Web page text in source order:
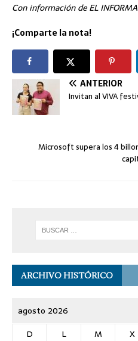
Con información de EL
¡Comparte la nota!
ANTERIOR
Invitan al VIVA
Microsoft supera los 4
ARCHIVO HISTÓRICO
agosto 2026
D
L M X